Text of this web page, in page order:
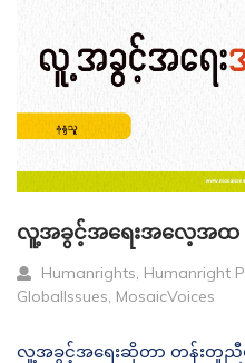
လူ့အခွင့်အရေးအလေ့အထ
Humanrights, Humanright
Globallssues, MosaicVoices
လူ့အခွင့်အရေးဆိုတာ တန်းတူညီမျှ